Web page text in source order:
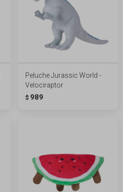
Peluche Jurassic World -
Velociraptor
$ 989